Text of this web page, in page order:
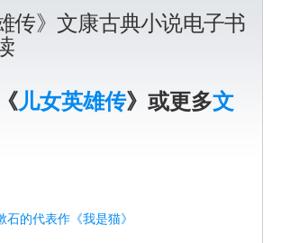
传》文康古典小说电子书
儿女英雄传》或更多文
石的代表作《我是猫》